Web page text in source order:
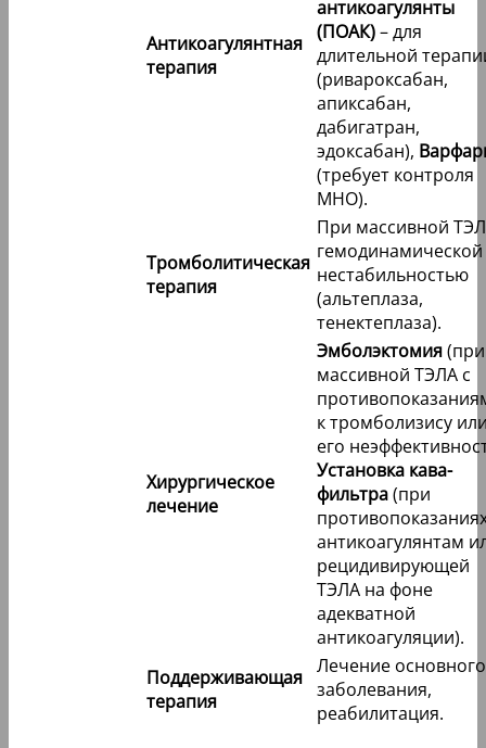
Антикоагулянтная
терапия
антикоагулянты
(ПОАК)– для
длительной
(ривароксабан,
апиксабан,
дабигатран,
эдоксабан),
(требует контроля
МНО).
Тромболитическая
терапия
При массивной
гемодинамической
нестабильностью
(альтеплаза,
тенектеплаза).
Хирургическое
лечение
Эмболэктомия(при
массивной ТЭЛА с
к тромболизису
его
Установка кава-
фильтра(при
антикоагулянтам
рецидивирующей
ТЭЛА на фоне
адекватной
антикоагуляции).
Поддерживающая
терапия
Лечение основного
заболевания,
реабилитация.